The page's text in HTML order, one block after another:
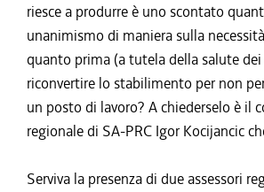
riesce a produrre è uno scontato
unanimismo di maniera sulla
quanto prima (a tutela della salute
riconvertire lo stabilimento per non
un posto di lavoro? A chiederselo è il
regionale di SA-PRC Igor Kocijancic
Serviva la presenza di due assessori